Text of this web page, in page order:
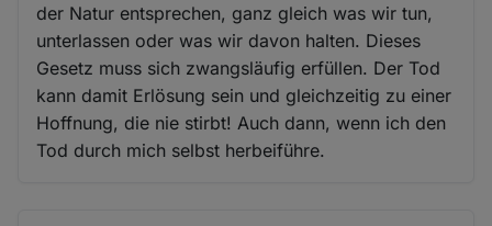
der Natur entsprechen, ganz gleich was wir tun,
unterlassen oder was wir davon halten. Dieses
Gesetz muss sich zwangsläufig erfüllen. Der Tod
kann damit Erlösung sein und gleichzeitig zu einer
Hoffnung, die nie stirbt! Auch dann, wenn ich den
Tod durch mich selbst herbeiführe.